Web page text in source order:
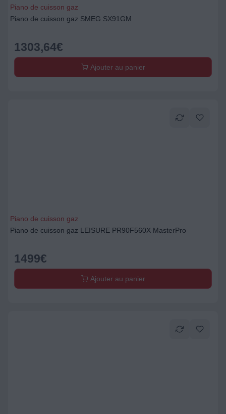
Piano de cuisson gaz
Piano de cuisson gaz SMEG SX91GM
1303,64€
Ajouter au panier
Piano de cuisson gaz
Piano de cuisson gaz LEISURE PR90F560X MasterPro
1499€
Ajouter au panier